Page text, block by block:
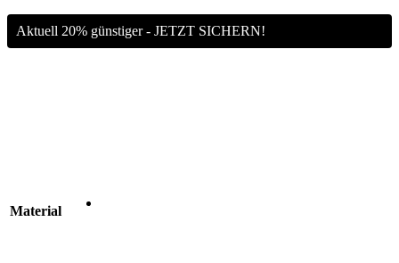
Aktuell 20% günstiger - JETZT SICHERN!
Material